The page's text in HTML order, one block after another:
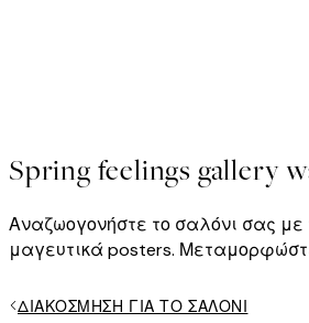
Spring feelings gallery
Αναζωογονήστε το σαλόνι σας με
μαγευτικά posters.
ΔΙΑΚΌΣΜΗΣΗ ΓΙΑ ΤΟ ΣΑΛΌΝΙ